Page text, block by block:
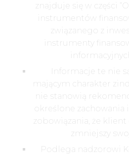
znajduje się w części
instrumentów
związanego z
instrumenty
Informacje te nie
mającym charakter
nie stanowią
określone zachowania
zobowiązania, że klient
zmniejszy
Podlega nadzorowi